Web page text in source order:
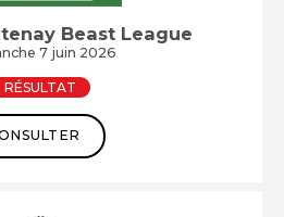
Beast League
7 juin 2026
RÉSULTAT